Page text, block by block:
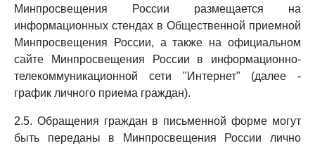
Минпросвещения России размещается на
информационных стендах в Общественной приемной
Минпросвещения России, а также на официальном
сайте Минпросвещения России в информационно-
телекоммуникационной сети "Интернет" (далее -
график личного приема граждан).
2.5. Обращения граждан в письменной форме могут
быть переданы в Минпросвещения России лично